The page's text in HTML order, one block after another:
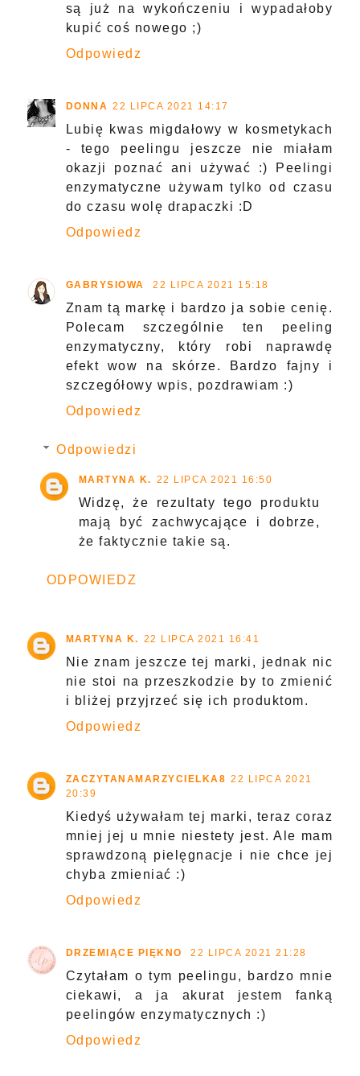
są już na wykończeniu i wypadałoby
kupić coś nowego ;)
Odpowiedz
DONNA 22 LIPCA 2021 14:17
Lubię kwas migdałowy w kosmetykach
- tego peelingu jeszcze nie miałam
okazji poznać ani używać :) Peelingi
enzymatyczne używam tylko od czasu
do czasu wolę drapaczki :D
Odpowiedz
GABRYSIOWA 22 LIPCA 2021 15:18
Znam tą markę i bardzo ja sobie cenię.
Polecam szczególnie ten peeling
enzymatyczny, który robi naprawdę
efekt wow na skórze. Bardzo fajny i
szczegółowy wpis, pozdrawiam :)
Odpowiedz
Odpowiedzi
MARTYNA K. 22 LIPCA 2021 16:50
Widzę, że rezultaty tego produktu
mają być zachwycające i dobrze,
że faktycznie takie są.
ODPOWIEDZ
MARTYNA K. 22 LIPCA 2021 16:41
Nie znam jeszcze tej marki, jednak nic
nie stoi na przeszkodzie by to zmienić
i bliżej przyjrzeć się ich produktom.
Odpowiedz
ZACZYTANAMARZYCIELKA8 22 LIPCA 2021
20:39
Kiedyś używałam tej marki, teraz coraz
mniej jej u mnie niestety jest. Ale mam
sprawdzoną pielęgnacje i nie chce jej
chyba zmieniać :)
Odpowiedz
DRZEMIĄCE PIĘKNO 22 LIPCA 2021 21:28
Czytałam o tym peelingu, bardzo mnie
ciekawi, a ja akurat jestem fanką
peelingów enzymatycznych :)
Odpowiedz